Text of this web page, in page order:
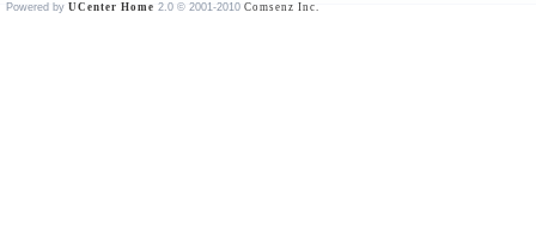
Powered by UCenter Home 2.0 © 2001-2010 Comsenz Inc.